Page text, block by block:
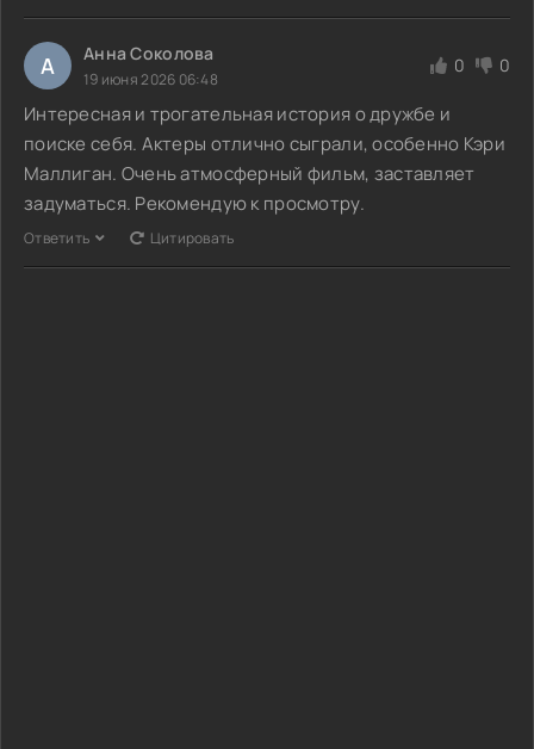
А Анна Соколова
19 июня 2026 06:48
0 0
Интересная и трогательная история о дружбе и
поиске себя. Актеры отлично сыграли, особенно Кэри
Маллиган. Очень атмосферный фильм, заставляет
задуматься. Рекомендую к просмотру.
Ответить Цитировать